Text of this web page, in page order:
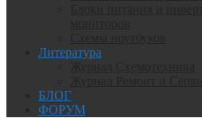
Литература
БЛОГ
ФОРУМ